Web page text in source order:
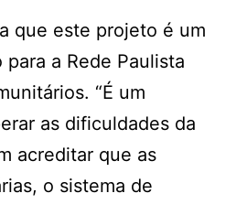
que este projeto é um
a Rede Paulista
“É um
as dificuldades da
acreditar que as
o sistema de